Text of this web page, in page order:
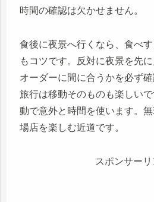
時間の確認は欠かせません。
食後に夜景へ行くなら、食べ
もコツです。反対に夜景を先
オーダーに間に合うかを必ず
旅行は移動そのものも楽しい
動で意外と時間を使います。
場店を楽しむ近道です。
スポンサーリ